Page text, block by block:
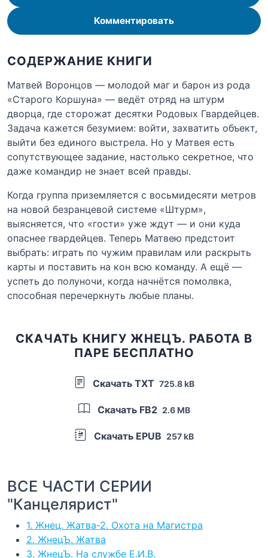
Комментировать
СОДЕРЖАНИЕ КНИГИ
Матвей Воронцов — молодой маг и барон из рода
«Старого Коршуна» — ведёт отряд на штурм
дворца, где сторожат десятки Родовых Гвардейцев.
Задача кажется безумием: войти, захватить объект,
выйти без единого выстрела. Но у Матвея есть
сопутствующее задание, настолько секретное, что
даже командир не знает всей правды.
Когда группа приземляется с восьмидесяти метров
на новой безранцевой системе «Штурм»,
выясняется, что «гости» уже ждут — и они куда
опаснее гвардейцев. Теперь Матвею предстоит
выбрать: играть по чужим правилам или раскрыть
карты и поставить на кон всю команду. А ещё —
успеть до полуночи, когда начнётся помолвка,
способная перечеркнуть любые планы.
СКАЧАТЬ КНИГУ ЖНЕЦЪ. РАБОТА В
ПАРЕ БЕСПЛАТНО
Скачать TXT 725.8 kB
Скачать FB2 2.6 MB
Скачать EPUB 257 kB
ВСЕ ЧАСТИ СЕРИИ
"Канцелярист"
1. Жнец. Жатва-2. Охота на Магистра
2. ЖнецЪ. Жатва
3. ЖнецЪ. На службе Е.И.В.